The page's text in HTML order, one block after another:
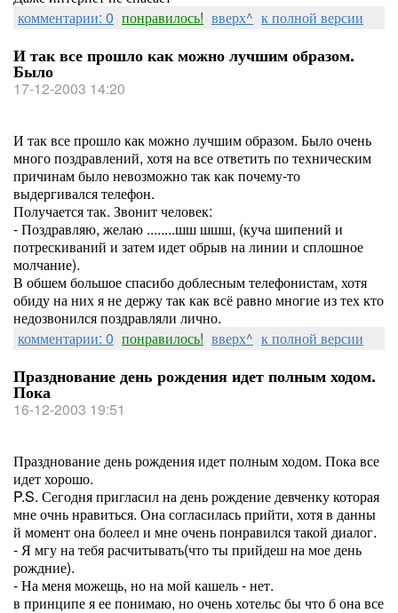
комментарии: 0 понравилось! вверх^ к полной версии
И так все прошло как можно лучшим образом.
Было
17-12-2003 14:20
И так все прошло как можно лучшим образом. Было очень
много поздравлений, хотя на все ответить по техническим
причинам было невозможно так как почему-то
выдергивался телефон.
Получается так. Звонит человек:
- Поздравляю, желаю ........шш шшш, (куча шипений и
потрескиваний и затем идет обрыв на линии и сплошное
молчание).
В обшем большое спасибо доблесным телефонистам, хотя
обиду на них я не держу так как всё равно многие из тех кто
недозвонился поздравляли лично.
комментарии: 0 понравилось! вверх^ к полной версии
Празднование день рождения идет полным ходом.
Пока
16-12-2003 19:51
Празднование день рождения идет полным ходом. Пока все
идет хорошо.
P.S. Сегодня пригласил на день рождение девченку которая
мне очнь нравиться. Она согласилась прийти, хотя в данны
й момент она болеел и мне очень понравился такой диалог.
- Я мгу на тебя расчитывать(что ты прийдеш на мое день
рождние).
- На меня можещь, но на мой кашель - нет.
в принципе я ее понимаю, но очень хотельс бы что б она все